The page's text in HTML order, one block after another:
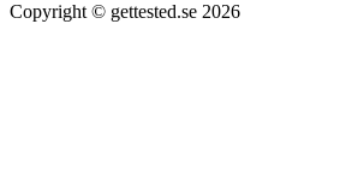
Copyright © gettested.se 2026